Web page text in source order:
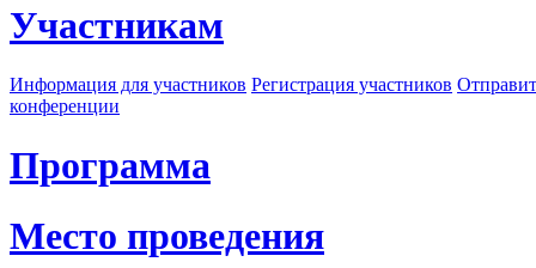
Участникам
Информация для участников Регистрация участников
конференции
Программа
Место проведения